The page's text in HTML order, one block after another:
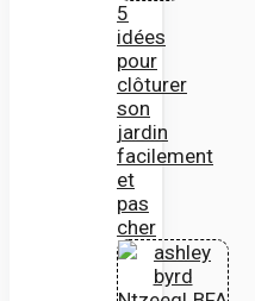
5
idées
pour
clôturer
son
jardin
facilement
et
pas
cher